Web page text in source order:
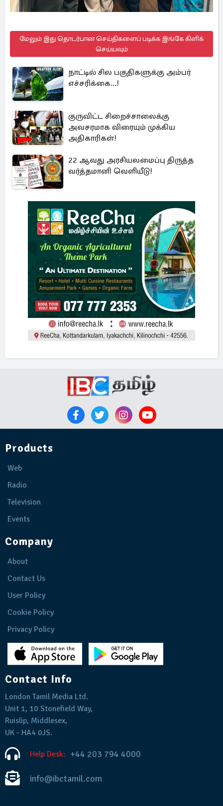
மேலும் இது தொடர்பான செய்திகளைப் படிக்க இங்கே கிளிக்
செய்யவும்
நாட்டில் சில பகுதிகளுக்கு அம்பர்
எச்சரிக்கை...!
குருவிட்ட சிறைச்சாலைக்கு
அவசரமாக விரையும் முக்கிய
அதிகாரிகள்!
22 ஆவது அரசியலமைப்பு திருத்த
வர்த்தமானி வெளியீடு!
Products
Web
Radio
Television
Events
Company
About
Contact Us
User Policy
Cookie Policy
Privacy Policy
Contact Info
London Tamil Media Ltd.
Unit 1, 10 Stonefield Way,
Ruislip, Middlesex,
UK - HA4 0JS.
Help Desk: +44 203 794 4000
info@ibctamil.com